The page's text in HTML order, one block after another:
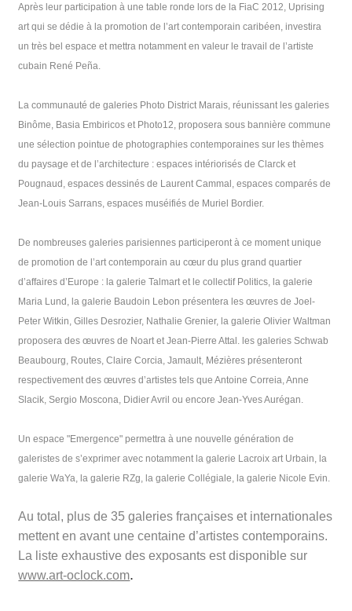
Après leur participation à une table ronde lors de la FiaC 2012, Uprising
art qui se dédie à la promotion de l’art contemporain caribéen, investira
un très bel espace et mettra notamment en valeur le travail de l’artiste
cubain René Peña.
La communauté de galeries Photo District Marais, réunissant les galeries
Binôme, Basia Embiricos et Photo12, proposera sous bannière commune
une sélection pointue de photographies contemporaines sur les thèmes
du paysage et de l’architecture : espaces intériorisés de Clarck et
Pougnaud, espaces dessinés de Laurent Cammal, espaces comparés de
Jean-Louis Sarrans, espaces muséifiés de Muriel Bordier.
De nombreuses galeries parisiennes participeront à ce moment unique
de promotion de l’art contemporain au cœur du plus grand quartier
d’affaires d’Europe : la galerie Talmart et le collectif Politics, la galerie
Maria Lund, la galerie Baudoin Lebon présentera les œuvres de Joel-
Peter Witkin, Gilles Desrozier, Nathalie Grenier, la galerie Olivier Waltman
proposera des œuvres de Noart et Jean-Pierre Attal. les galeries Schwab
Beaubourg, Routes, Claire Corcia, Jamault, Mézières présenteront
respectivement des œuvres d’artistes tels que Antoine Correia, Anne
Slacik, Sergio Moscona, Didier Avril ou encore Jean-Yves Aurégan.
Un espace "Emergence" permettra à une nouvelle génération de
galeristes de s’exprimer avec notamment la galerie Lacroix art Urbain, la
galerie WaYa, la galerie RZg, la galerie Collégiale, la galerie Nicole Evin.
Au total, plus de 35 galeries françaises et internationales
mettent en avant une centaine d’artistes contemporains.
La liste exhaustive des exposants est disponible sur
www.art-oclock.com.